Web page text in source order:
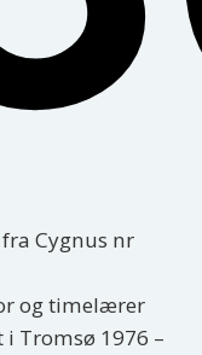
Cygnus nr
og timelærer
i Tromsø 1976 –